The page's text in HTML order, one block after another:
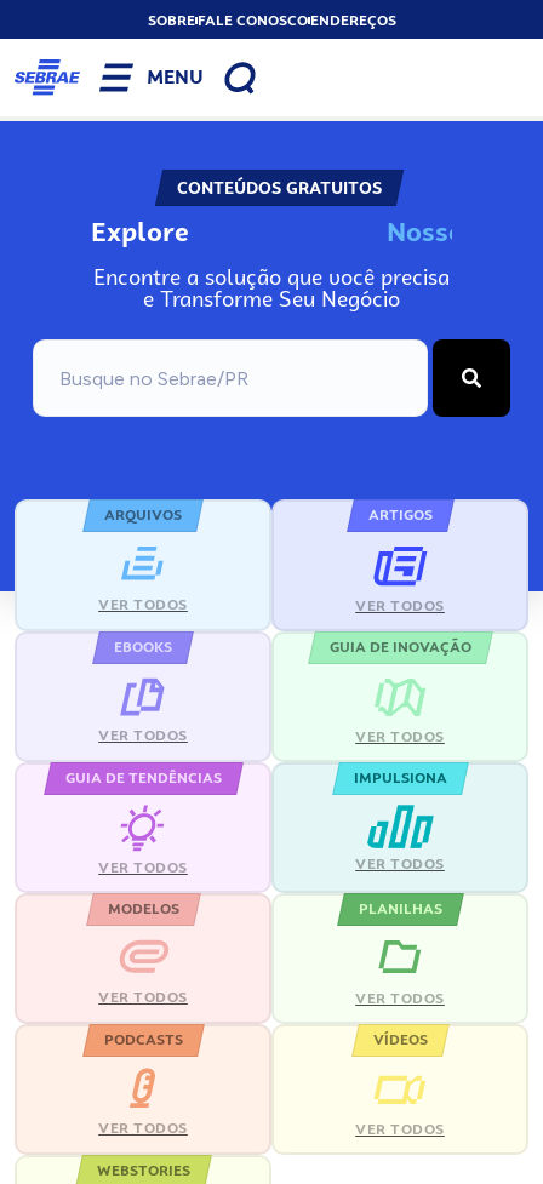
SOBREFALE CONOSCOENDEREÇOS
MENU
CONTEÚDOS GRATUITOS
Explore Nosso
Encontre a solução que você precisa
e Transforme Seu Negócio
ARQUIVOS
VER TODOS
ARTIGOS
VER TODOS
EBOOKS
VER TODOS
GUIA DE INOVAÇÃO
VER TODOS
GUIA DE TENDÊNCIAS
VER TODOS
IMPULSIONA
VER TODOS
MODELOS
VER TODOS
PLANILHAS
VER TODOS
PODCASTS
VER TODOS
VÍDEOS
VER TODOS
WEBSTORIES